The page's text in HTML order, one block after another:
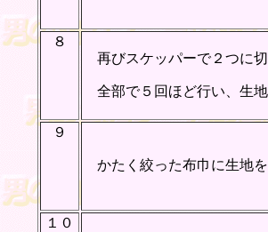
８
再びスケッパーで２つに
全部で５回ほど行い、生
９
かたく絞った布巾に生地
１０